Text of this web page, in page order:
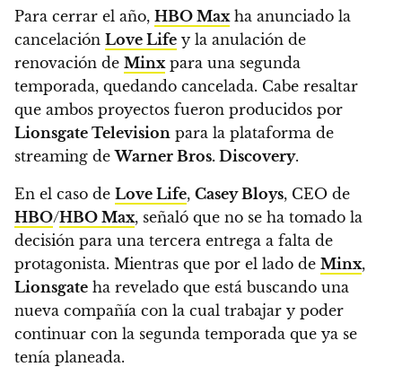
Para cerrar el año, HBO Max ha anunciado la
cancelación Love Life y la anulación de
renovación de Minx para una segunda
temporada, quedando cancelada. Cabe resaltar
que ambos proyectos fueron producidos por
Lionsgate Television para la plataforma de
streaming deWarner Bros. Discovery.
En el caso de Love Life, Casey Bloys, CEO de
HBO/HBO Max, señaló que no se ha tomado la
decisión para una tercera entrega a falta de
protagonista. Mientras que por el lado de Minx,
Lionsgate ha revelado que está buscando una
nueva compañía con la cual trabajar y poder
continuar con la segunda temporada que ya se
tenía planeada.